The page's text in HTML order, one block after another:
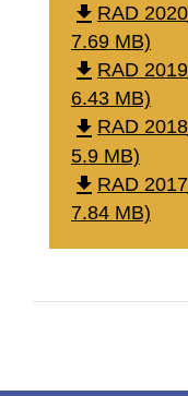
file_download RAD
7.69 MB)
file_download RAD
6.43 MB)
file_download RAD
5.9 MB)
file_download RAD
7.84 MB)